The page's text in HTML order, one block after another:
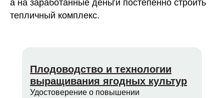
а на заработанные деньги постепенно строить
тепличный комплекс.
Плодоводство и технологии
выращивания ягодных культур
Удостоверение о повышении